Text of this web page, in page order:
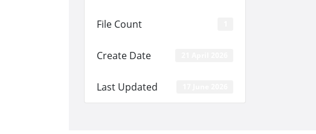
File Count
Create Date
Last Updated